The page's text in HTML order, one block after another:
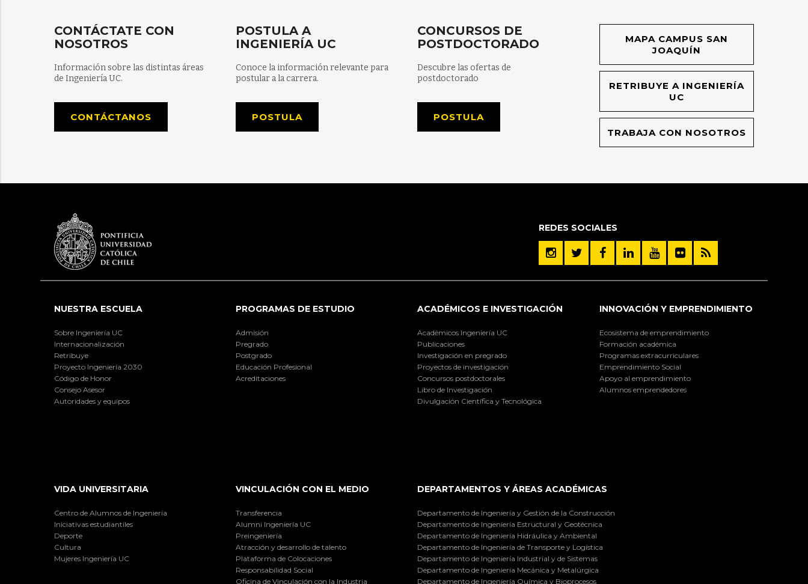
CONTÁCTATE CON
NOSOTROS
Información sobre las distintas áreas
de Ingeniería UC.
CONTÁCTANOS
POSTULA A
INGENIERÍA UC
Conoce la información relevante para
postular a la carrera.
POSTULA
CONCURSOS DE
POSTDOCTORADO
Descubre las ofertas de
postdoctorado
POSTULA
MAPA CAMPUS SAN
JOAQUÍN
RETRIBUYE A INGENIERÍA
UC
TRABAJA CON NOSOTROS
REDES SOCIALES
NUESTRA ESCUELA
Sobre Ingeniería UC
Internacionalización
Retribuye
Proyecto Ingeniería 2030
Código de Honor
Consejo Asesor
Autoridades y equipos
PROGRAMAS DE ESTUDIO
Admisión
Pregrado
Postgrado
Educación Profesional
Acreditaciones
ACADÉMICOS E INVESTIGACIÓN
Académicos Ingeniería UC
Publicaciones
Investigación en pregrado
Proyectos de investigación
Concursos postdoctorales
Libro de Investigación
Divulgación Científica y Tecnológica
INNOVACIÓN Y EMPRENDIMIENTO
Ecosistema de emprendimiento
Formación académica
Programas extracurriculares
Emprendimiento Social
Apoyo al emprendimiento
Alumnos emprendedores
VIDA UNIVERSITARIA
Centro de Alumnos de Ingeniería
Iniciativas estudiantiles
Deporte
Cultura
Mujeres Ingeniería UC
VINCULACIÓN CON EL MEDIO
Transferencia
Alumni Ingeniería UC
Preingeniería
Atracción y desarrollo de talento
Plataforma de Colocaciones
Responsabilidad Social
Oficina de Vinculación con la Industria
DEPARTAMENTOS Y ÁREAS ACADÉMICAS
Departamento de Ingeniería y Gestión de la Construcción
Departamento de Ingeniería Estructural y Geotécnica
Departamento de Ingeniería Hidráulica y Ambiental
Departamento de Ingeniería de Transporte y Logística
Departamento de Ingeniería Industrial y de Sistemas
Departamento de Ingeniería Mecánica y Metalúrgica
Departamento de Ingeniería Química y Bioprocesos